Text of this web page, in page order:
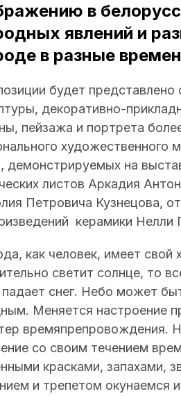
в
явлений и
в разные
будет
декоративно-
пейзажа и портрета
художественного
демонстрируемых на
листов Аркадия
Петровича Кузнецова,
керамики Нелли
как человек, имеет свой
светит солнце, то
падает снег. Небо может
Меняется настроение
времяпрепровождения.
со своим течением
красками, запахами,
и трепетом окунаемся